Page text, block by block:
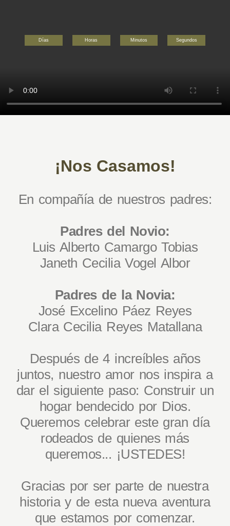
Días Horas Minutos Segundos
¡Nos Casamos!
En compañía de nuestros padres:
Padres del Novio:
Luis Alberto Camargo Tobias
Janeth Cecilia Vogel Albor
Padres de la Novia:
José Excelino Páez Reyes
Clara Cecilia Reyes Matallana
Después de 4 increíbles años
juntos, nuestro amor nos inspira a
dar el siguiente paso: Construir un
hogar bendecido por Dios.
Queremos celebrar este gran día
rodeados de quienes más
queremos... ¡USTEDES!
Gracias por ser parte de nuestra
historia y de esta nueva aventura
que estamos por comenzar.